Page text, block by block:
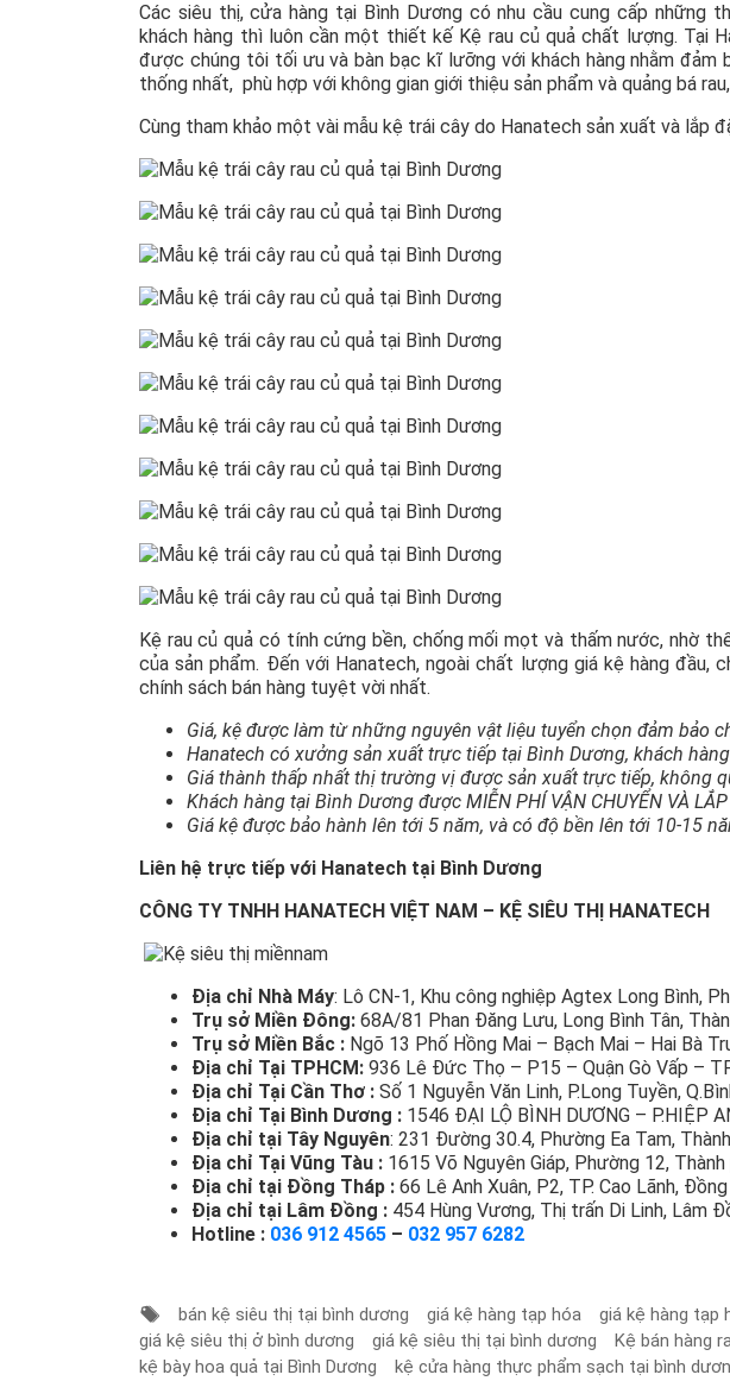
Các siêu thị, cửa hàng tại Bình Dương có nhu cầu cung cấp những
khách hàng thì luôn cần một thiết kế Kệ rau củ quả chất lượng. Tại
được chúng tôi tối ưu và bàn bạc kĩ lưỡng với khách hàng nhằm
thống nhất, phù hợp với không gian giới thiệu sản phẩm và quảng bá
Cùng tham khảo một vài mẫu kệ trái cây do Hanatech sản xuất và lắp
Kệ rau củ quả có tính cứng bền, chống mối mọt và thấm nước, nhờ
của sản phẩm. Đến với Hanatech, ngoài chất lượng giá kệ hàng đầu,
chính sách bán hàng tuyệt vời nhất.
Giá, kệ được làm từ những nguyên vật liệu tuyển chọn đảm bảo
Hanatech có xưởng sản xuất trực tiếp tại Bình Dương, khách
Giá thành thấp nhất thị trường vị được sản xuất trực tiếp, không
Khách hàng tại Bình Dương được MIỄN PHÍ VẬN CHUYỂN VÀ
Giá kệ được bảo hành lên tới 5 năm, và có độ bền lên tới 10-15
Liên hệ trực tiếp với Hanatech tại Bình Dương
CÔNG TY TNHH HANATECH VIỆT NAM – KỆ SIÊU THỊ HANATECH
Địa chỉ Nhà Máy: Lô CN-1, Khu công nghiệp Agtex Long Bình,
Trụ sở Miền Đông:68A/81 Phan Đăng Lưu, Long Bình Tân,
Trụ sở Miền Bắc :Ngõ 13 Phố Hồng Mai – Bạch Mai – Hai Bà
Địa chỉ Tại TPHCM:936 Lê Đức Thọ – P15 – Quận Gò Vấp –
Địa chỉ Tại Cần Thơ :Số 1 Nguyễn Văn Linh, P.Long Tuyền,
Địa chỉ Tại Bình Dương :1546 ĐẠI LỘ BÌNH DƯƠNG – P.HIỆP
Địa chỉ tại Tây Nguyên: 231 Đường 30.4, Phường Ea Tam,
Địa chỉ Tại Vũng Tàu :1615 Võ Nguyên Giáp, Phường 12, Thành
Địa chỉ tại Đồng Tháp :66 Lê Anh Xuân, P2, TP. Cao Lãnh,
Địa chỉ tại Lâm Đồng :454 Hùng Vương, Thị trấn Di Linh, Lâm
Hotline : 036 912 4565– 032 957 6282
bán kệ siêu thị tại bình dương giá kệ hàng tạp hóa
giá kệ hàng tạp
giá kệ siêu thị ở bình dương
giá kệ siêu thị tại bình dương
Kệ bán hàng
kệ bày hoa quả tại Bình Dương
kệ cửa hàng thực phẩm sạch tại bình